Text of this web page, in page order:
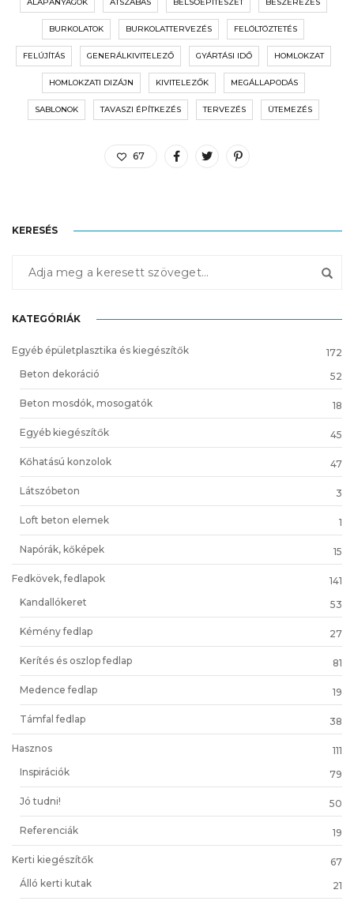
ALAPANYAGOK ÁTSZABÁS BELSŐÉPÍTÉSZET BESZEREZÉS
BURKOLATOK BURKOLATTERVEZÉS FELÖLTÖZTETÉS
FELÚJÍTÁS GENERÁLKIVITELEZŐ GYÁRTÁSI IDŐ HOMLOKZAT
HOMLOKZATI DIZÁJN KIVITELEZŐK MEGÁLLAPODÁS
SABLONOK TAVASZI ÉPÍTKEZÉS TERVEZÉS ÜTEMEZÉS
67
KERESÉS
KATEGÓRIÁK
Egyéb épületplasztika és kiegészítők
172
Beton dekoráció
52
Beton mosdók, mosogatók 18
Egyéb kiegészítők 45
Kőhatású konzolok 47
Látszóbeton 3
Loft beton elemek 1
Napórák, kőképek 15
Fedkövek, fedlapok
141
Kandallókeret
53
Kémény fedlap 27
Kerítés és oszlop fedlap 81
Medence fedlap 19
Támfal fedlap 38
Hasznos
111
Inspirációk
79
Jó tudni! 50
Referenciák 19
Kerti kiegészítők
67
Álló kerti kutak
21